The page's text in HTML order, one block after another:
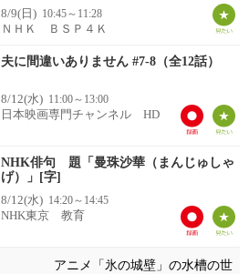
8/9(日) 10:45～11:28
ＮＨＫ ＢＳＰ４Ｋ
夫に間違いありません #7-8（全12話）
8/12(水) 11:00～13:00
日本映画専門チャンネル HD
NHK俳句 題「曼珠沙華（まんじゅしゃ
げ）」[字]
8/12(水) 14:20～14:45
NHK東京 教育
アニメ「氷の城壁」の水槽の世